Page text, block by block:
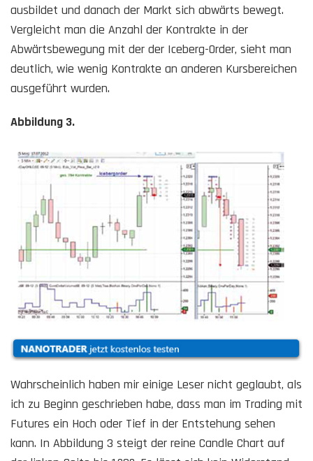
ausbildet und danach der Markt sich abwärts bewegt.
Vergleicht man die Anzahl der Kontrakte in der
Abwärtsbewegung mit der der Iceberg-Order, sieht man
deutlich, wie wenig Kontrakte an anderen Kursbereichen
ausgeführt wurden.
Abbildung 3.
Wahrscheinlich haben mir einige Leser nicht geglaubt, als
ich zu Beginn geschrieben habe, dass man im Trading mit
Futures ein Hoch oder Tief in der Entstehung sehen
kann. In Abbildung 3 steigt der reine Candle Chart auf